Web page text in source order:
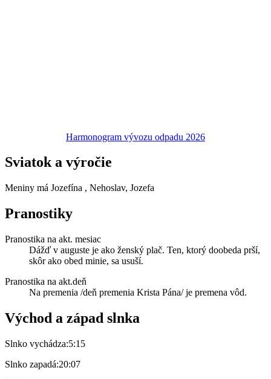
Harmonogram vývozu odpadu 2026
Sviatok a výročie
Meniny má Jozefína , Nehoslav, Jozefa
Pranostiky
Pranostika na akt. mesiac
Dážď v auguste je ako ženský plač. Ten, ktorý doobeda prší,
skôr ako obed minie, sa usuší.
Pranostika na akt.deň
Na premenia /deň premenia Krista Pána/ je premena vôd.
Východ a západ slnka
Slnko vychádza:5:15
Slnko zapadá:20:07